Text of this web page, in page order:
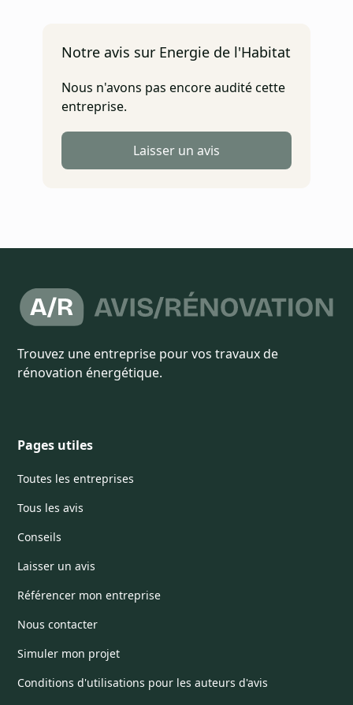
Notre avis sur Energie de l'Habitat
Nous n'avons pas encore audité cette
entreprise.
Laisser un avis
Trouvez une entreprise pour vos travaux de
rénovation énergétique.
Pages utiles
Toutes les entreprises
Tous les avis
Conseils
Laisser un avis
Référencer mon entreprise
Nous contacter
Simuler mon projet
Conditions d'utilisations pour les auteurs d'avis